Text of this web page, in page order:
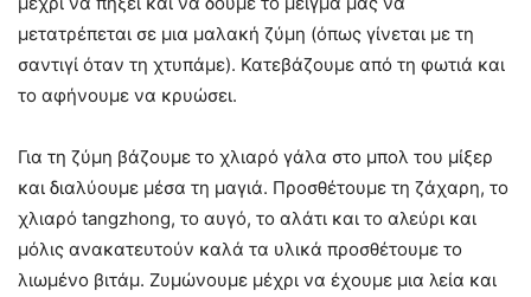
μετατρέπεται σε μια μαλακή ζύμη (όπως γίνεται με τη
σαντιγί όταν τη χτυπάμε). Κατεβάζουμε από τη φωτιά και
το αφήνουμε να κρυώσει.
Για τη ζύμη βάζουμε το χλιαρό γάλα στο μπολ του μίξερ
και διαλύουμε μέσα τη μαγιά. Προσθέτουμε τη ζάχαρη, το
χλιαρό tangzhong, το αυγό, το αλάτι και το αλεύρι και
μόλις ανακατευτούν καλά τα υλικά προσθέτουμε το
λιωμένο βιτάμ. Ζυμώνουμε μέχρι να έχουμε μια λεία και